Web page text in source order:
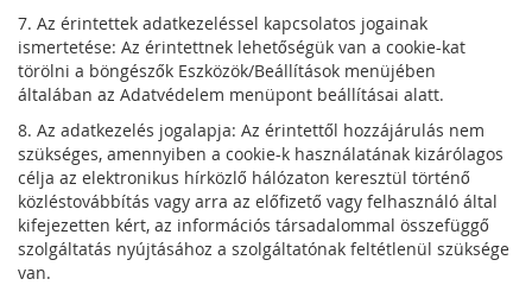
7. Az érintettek adatkezeléssel kapcsolatos jogainak
ismertetése: Az érintettnek lehetőségük van a cookie-kat
törölni a böngészők Eszközök/Beállítások menüjében
általában az Adatvédelem menüpont beállításai alatt.
8. Az adatkezelés jogalapja: Az érintettől hozzájárulás nem
szükséges, amennyiben a cookie-k használatának kizárólagos
célja az elektronikus hírközlő hálózaton keresztül történő
közléstovábbítás vagy arra az előfizető vagy felhasználó által
kifejezetten kért, az információs társadalommal összefüggő
szolgáltatás nyújtásához a szolgáltatónak feltétlenül szüksége
van.